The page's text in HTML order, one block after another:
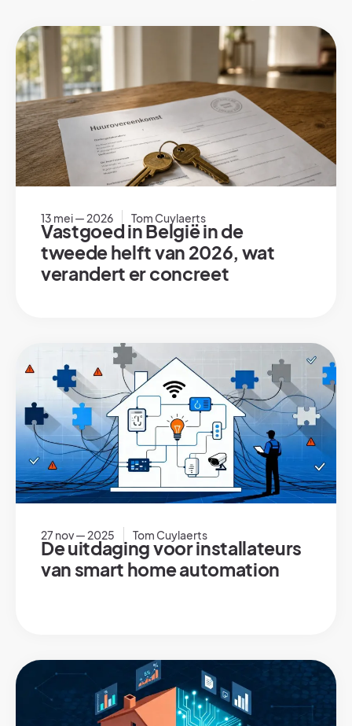
13 mei — 2026 Tom Cuylaerts
Vastgoed in België in de
tweede helft van 2026, wat
verandert er concreet
27 nov — 2025 Tom Cuylaerts
De uitdaging voor installateurs
van smart home automation